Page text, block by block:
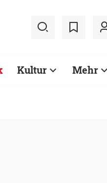
Kultur Mehr